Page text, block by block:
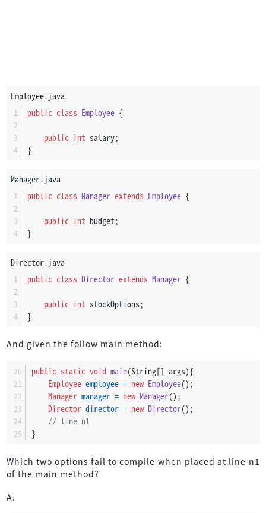
Employee.java
public class Employee {
public int salary;
}
Manager.java
public class Manager extends Employee {
public int budget;
}
Director.java
public class Director extends Manager {
public int stockOptions;
}
And given the follow main method:
public static void main(String[] args){
Employee employee = new Employee();
Manager manager = new Manager();
Director director = new Director();
// line n1
}
Which two options fail to compile when placed at line n1
of the main method?
A.